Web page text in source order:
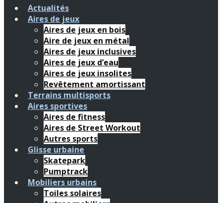
Actualités
Aires de jeux
Aires de jeux en bois
Aire de jeux en métal
Aires de jeux inclusives
Aires de jeux d’eau
Aires de jeux insolites
Revêtement amortissant
Terrains multisports
Aires sportives
Aires de fitness
Aires de Street Workout
Autres sports
Glisse urbaine
Skatepark
Pumptrack
Mobiliers urbains
Toiles solaires